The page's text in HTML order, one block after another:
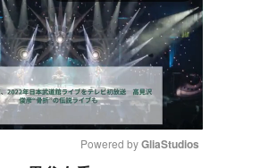
Powered by GliaStudios